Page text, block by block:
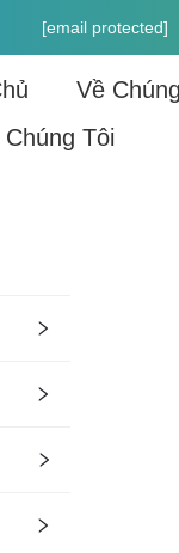
[email protected]
Về
Tôi